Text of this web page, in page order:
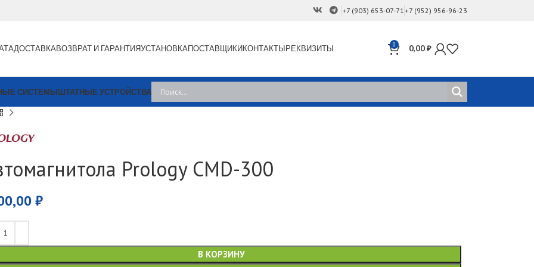
+7 (903) 653-07-71 +7 (952) 956-96-23
ДОСТАВКАВОЗВРАТ И ГАРАНТИЯУСТАНОВКАПОСТАВЩИКИКОНТАКТЫРЕКВИЗИТЫ 0 0,00₽
СИСТЕМЫШТАТНЫЕ УСТРОЙСТВА
Prology CMD-300
₽
В КОРЗИНУ